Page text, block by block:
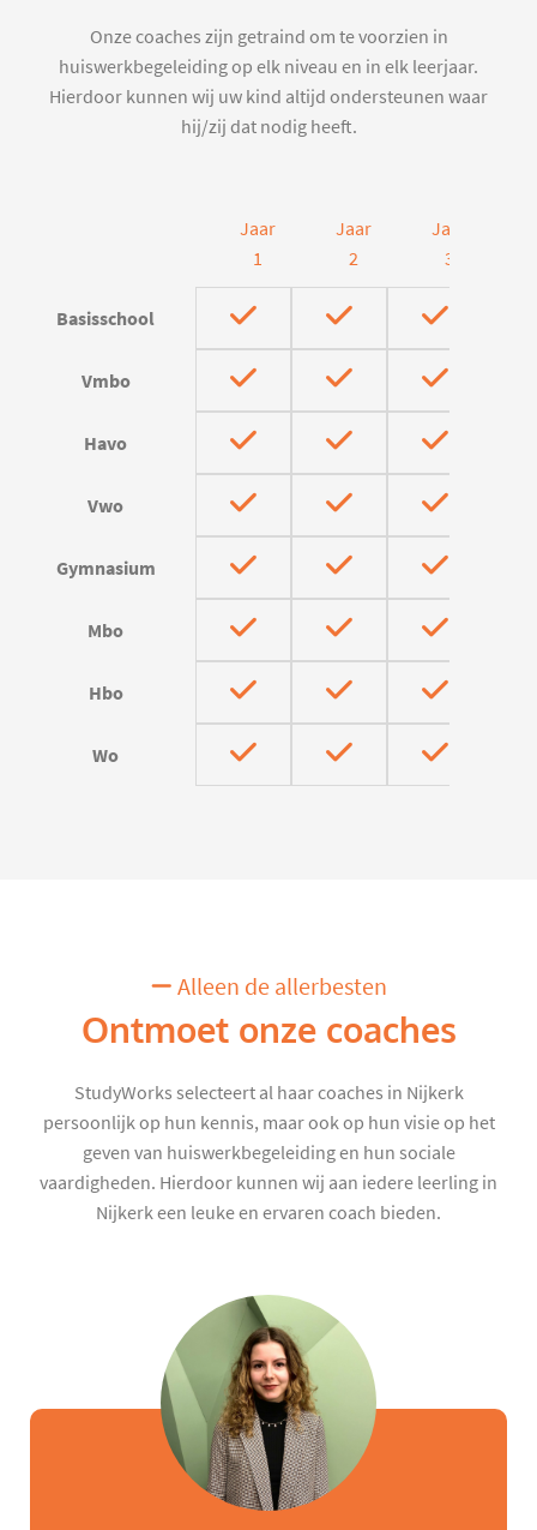
Onze coaches zijn getraind om te voorzien in
huiswerkbegeleiding op elk niveau en in elk leerjaar.
Hierdoor kunnen wij uw kind altijd ondersteunen waar
hij/zij dat nodig heeft.
Jaar
1
Jaar
2
Jaar
3
Basisschool
Vmbo
Havo
Vwo
Gymnasium
Mbo
Hbo
Wo
Alleen de allerbesten
Ontmoet onze coaches
StudyWorks selecteert al haar coaches in Nijkerk
persoonlijk op hun kennis, maar ook op hun visie op het
geven van huiswerkbegeleiding en hun sociale
vaardigheden. Hierdoor kunnen wij aan iedere leerling in
Nijkerk een leuke en ervaren coach bieden.